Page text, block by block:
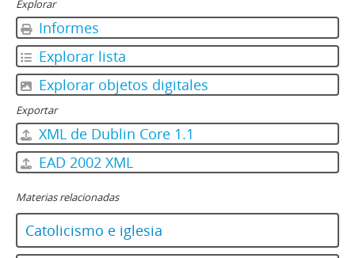
Explorar
Informes
Explorar lista
Explorar objetos digitales
Exportar
XML de Dublin Core 1.1
EAD 2002 XML
Materias relacionadas
Catolicismo e iglesia